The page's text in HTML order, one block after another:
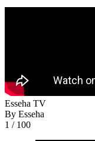
Esseha TV
By Esseha
1 / 100